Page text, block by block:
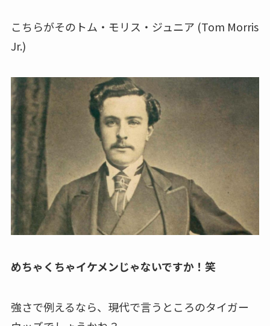
こちらがそのトム・モリス・ジュニア (Tom Morris
Jr.)
めちゃくちゃイケメンじゃないですか！笑
強さで例えるなら、現代で言うところのタイガー